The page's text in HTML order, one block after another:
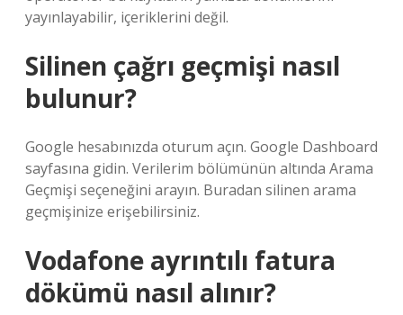
yayınlayabilir, içeriklerini değil.
Silinen çağrı geçmişi nasıl
bulunur?
Google hesabınızda oturum açın. Google Dashboard
sayfasına gidin. Verilerim bölümünün altında Arama
Geçmişi seçeneğini arayın. Buradan silinen arama
geçmişinize erişebilirsiniz.
Vodafone ayrıntılı fatura
dökümü nasıl alınır?